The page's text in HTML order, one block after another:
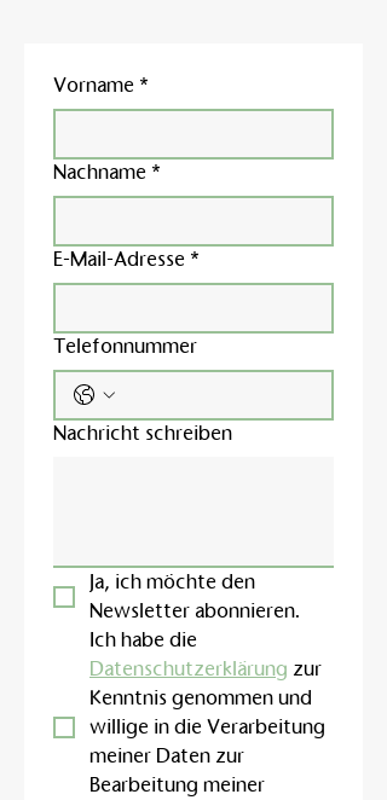
Vorname *
Nachname *
E-Mail-Adresse *
Telefonnummer
Nachricht schreiben
Ja, ich möchte den
Newsletter abonnieren.
Datenschutzerklärung zur
Kenntnis genommen und
willige in die Verarbeitung
meiner Daten zur
Bearbeitung meiner